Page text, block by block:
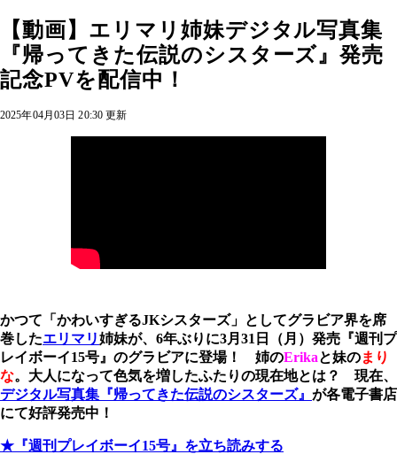
【動画】エリマリ姉妹デジタル写真集
『帰ってきた伝説のシスターズ』発売
記念PVを配信中！
2025年04月03日 20:30 更新
かつて「かわいすぎるJKシスターズ」としてグラビア界を席
巻したエリマリ姉妹が、6年ぶりに3月31日（月）発売『週刊プ
レイボーイ15号』のグラビアに登場！ 姉のErikaと妹のまり
な。大人になって色気を増したふたりの現在地とは？ 現在、
デジタル写真集『帰ってきた伝説のシスターズ』 が各電子書店
にて好評発売中！
★ 『週刊プレイボーイ15号』を立ち読みする